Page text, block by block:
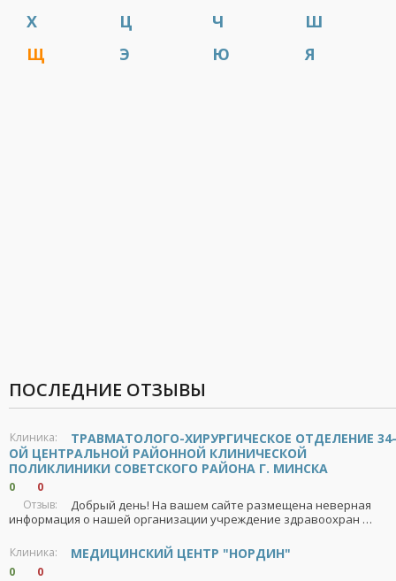
Х
Ц Ч
Ш
Щ
Э Ю Я
ПОСЛЕДНИЕ ОТЗЫВЫ
Клиника:
ТРАВМАТОЛОГО-ХИРУРГИЧЕСКОЕ ОТДЕЛЕНИЕ 34-
ОЙ ЦЕНТРАЛЬНОЙ РАЙОННОЙ КЛИНИЧЕСКОЙ
ПОЛИКЛИНИКИ СОВЕТСКОГО РАЙОНА Г. МИНСКА
0
0
Отзыв:
Добрый день! На вашем сайте размещена неверная
информация о нашей организации учреждение здравоохран …
Клиника: МЕДИЦИНСКИЙ ЦЕНТР "НОРДИН"
0
0